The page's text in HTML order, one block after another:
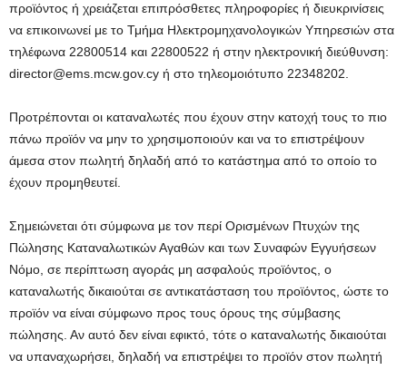
προϊόντος ή χρειάζεται επιπρόσθετες πληροφορίες ή διευκρινίσεις
να επικοινωνεί με το Τμήμα Ηλεκτρομηχανολογικών Υπηρεσιών στα
τηλέφωνα 22800514 και 22800522 ή στην ηλεκτρονική διεύθυνση:
director@ems.mcw.gov.cy ή στο τηλεομοιότυπο 22348202.
Προτρέπονται οι καταναλωτές που έχουν στην κατοχή τους το πιο
πάνω προϊόν να μην το χρησιμοποιούν και να το επιστρέψουν
άμεσα στον πωλητή δηλαδή από το κατάστημα από το οποίο το
έχουν προμηθευτεί.
Σημειώνεται ότι σύμφωνα με τον περί Ορισμένων Πτυχών της
Πώλησης Καταναλωτικών Αγαθών και των Συναφών Εγγυήσεων
Νόμο, σε περίπτωση αγοράς μη ασφαλούς προϊόντος, ο
καταναλωτής δικαιούται σε αντικατάσταση του προϊόντος, ώστε το
προϊόν να είναι σύμφωνο προς τους όρους της σύμβασης
πώλησης. Αν αυτό δεν είναι εφικτό, τότε ο καταναλωτής δικαιούται
να υπαναχωρήσει, δηλαδή να επιστρέψει το προϊόν στον πωλητή